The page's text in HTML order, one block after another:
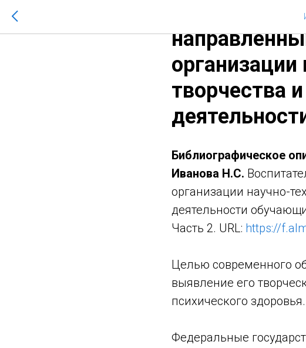
Иванова
организации
творчества
Библиографическое
Иванова Н.С.
организации научно-
деятельности
Часть 2. URL: https://
Целью современного
выявление его
психического здоровья.
Федеральные